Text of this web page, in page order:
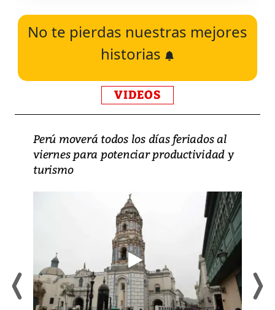
No te pierdas nuestras mejores
historias
VIDEOS
Perú moverá todos los días feriados al
viernes para potenciar productividad y
turismo